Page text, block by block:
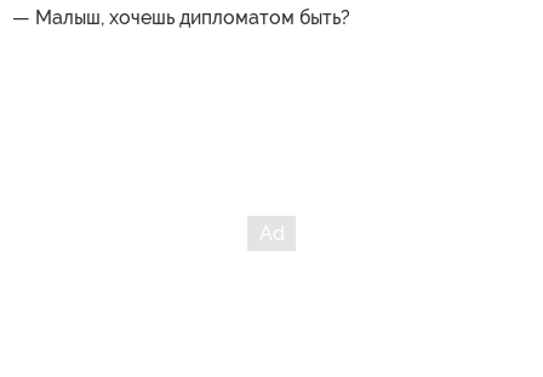
— Малыш, хочешь дипломатом быть?